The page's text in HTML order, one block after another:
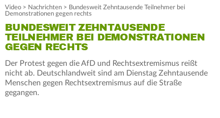
Video > Nachrichten > Bundesweit Zehntausende Teilnehmer bei
Demonstrationen gegen rechts
BUNDESWEIT ZEHNTAUSENDE
TEILNEHMER BEI DEMONSTRATIONEN
GEGEN RECHTS
Der Protest gegen die AfD und Rechtsextremismus reißt
nicht ab. Deutschlandweit sind am Dienstag Zehntausende
Menschen gegen Rechtsextremismus auf die Straße
gegangen.